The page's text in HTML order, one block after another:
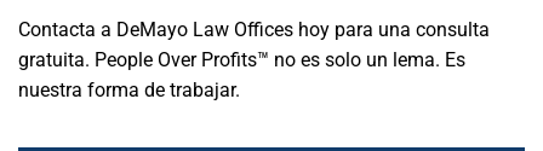
Contacta a DeMayo Law Offices hoy para una consulta
gratuita. People Over Profits™ no es solo un lema. Es
nuestra forma de trabajar.